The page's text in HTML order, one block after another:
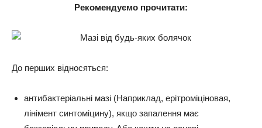
Рекомендуємо прочитати:
До перших відносяться:
антибактеріальні мазі (Наприклад, ерітроміціновая,
лінімент синтоміцину), якщо запалення має